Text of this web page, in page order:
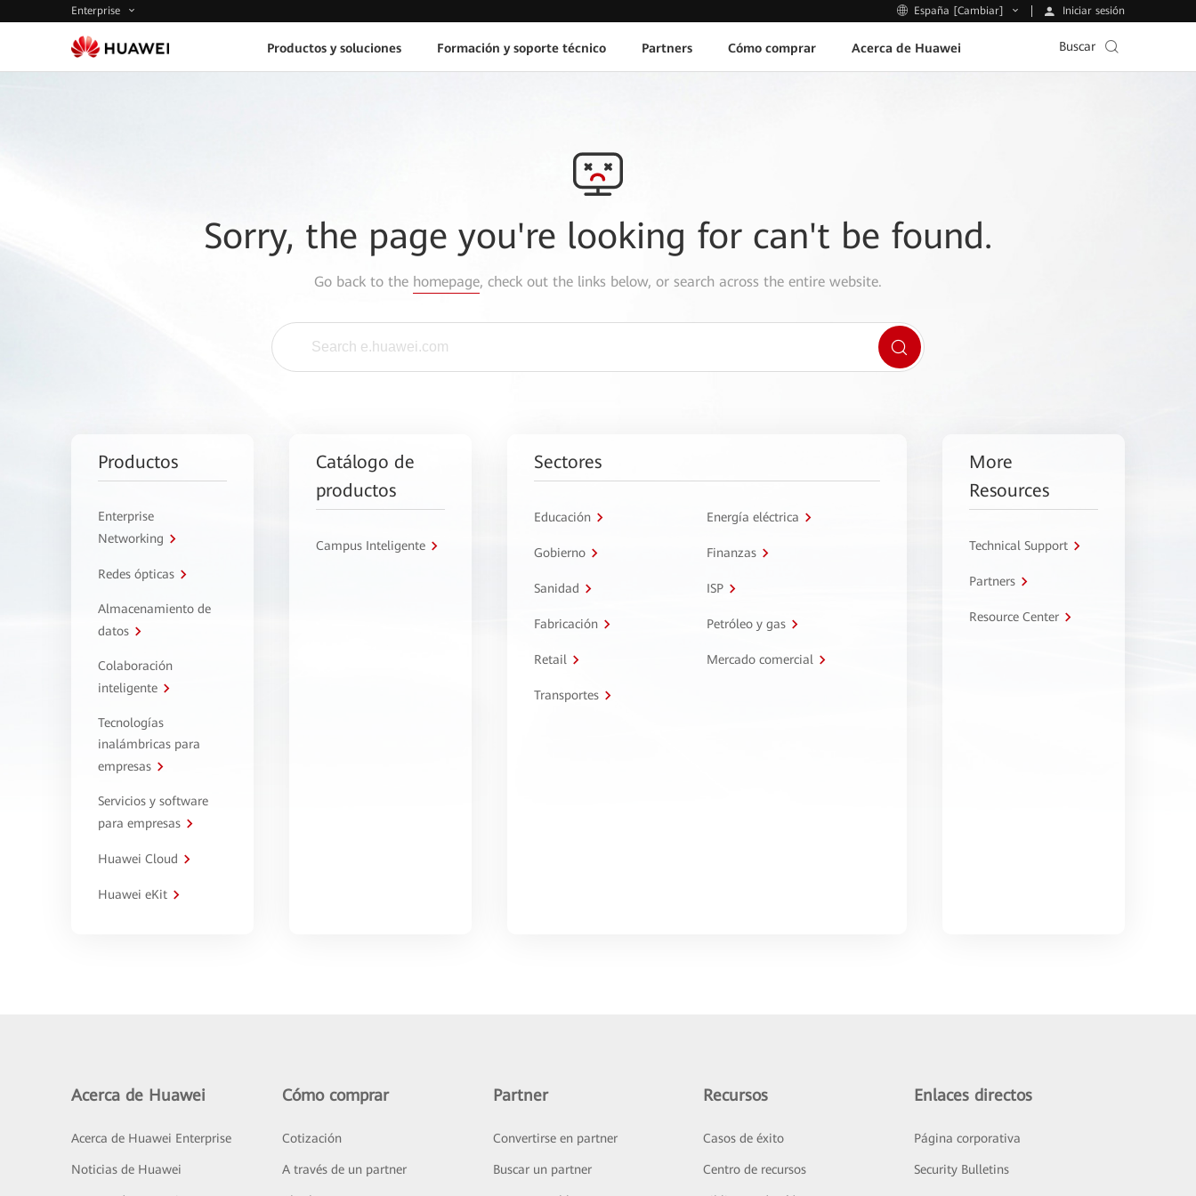
Enterprise España [Cambiar] Iniciar sesión
Productos y soluciones Formación y soporte técnico Partners Cómo comprar Acerca de Huawei Buscar
Sorry, the page you're looking for can't be found.
Go back to the homepage, check out the links below, or search across the entire website.
Productos
Enterprise
Networking
Redes ópticas
Almacenamiento de
datos
Colaboración
inteligente
Tecnologías
inalámbricas para
empresas
Servicios y software
para empresas
Huawei Cloud
Huawei eKit
Catálogo de
productos
Campus Inteligente
Sectores
Educación Energía eléctrica
Gobierno Finanzas
Sanidad ISP
Fabricación Petróleo y gas
Retail Mercado comercial
Transportes
More
Resources
Technical Support
Partners
Resource Center
Acerca de Huawei
Acerca de Huawei Enterprise
Noticias de Huawei
Cómo comprar
Cotización
A través de un partner
Partner
Convertirse en partner
Buscar un partner
Recursos
Casos de éxito
Centro de recursos
Enlaces directos
Página corporativa
Security Bulletins